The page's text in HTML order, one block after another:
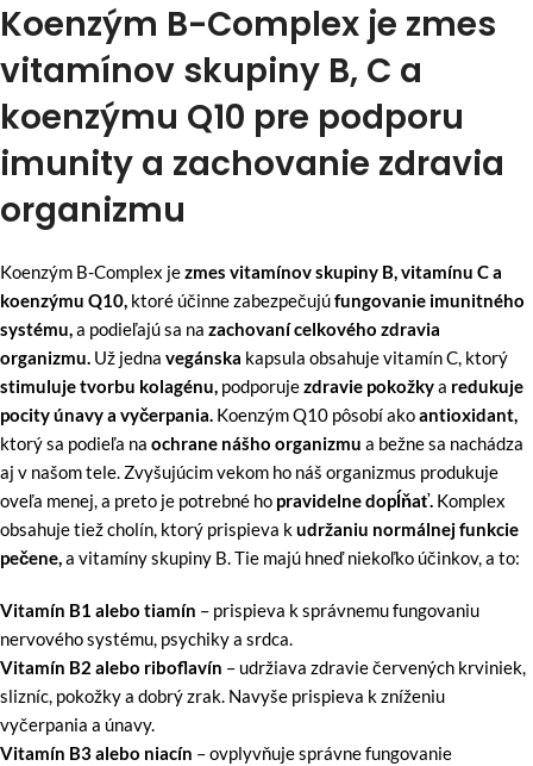
Koenzým B-Complex je zmes
vitamínov skupiny B, C a
koenzýmu Q10 pre podporu
imunity a zachovanie zdravia
organizmu
Koenzým B-Complex jezmes vitamínov skupiny B, vitamínu C a
koenzýmu Q10, ktoré účinne zabezpečujúfungovanie imunitného
systému,a podieľajú sa na zachovaní celkového zdravia
organizmu. Už jedna vegánska kapsula obsahuje vitamín C, ktorý
stimuluje tvorbu kolagénu, podporujezdravie pokožkya redukuje
pocity únavy a vyčerpania. Koenzým Q10 pôsobí akoantioxidant,
ktorý sa podieľa na ochrane nášho organizmu a bežne sa nachádza
aj v našom tele. Zvyšujúcim vekom ho náš organizmus produkuje
oveľa menej, a preto je potrebné ho pravidelne dopĺňať. Komplex
obsahuje tiež cholín, ktorý prispieva kudržaniu normálnej funkcie
pečene,a vitamíny skupiny B. Tie majú hneď niekoľko účinkov, a to:
Vitamín B1 alebo tiamín – prispieva k správnemu fungovaniu
nervového systému, psychiky a srdca.
Vitamín B2 alebo riboflavín – udržiava zdravie červených krviniek,
slizníc, pokožky a dobrý zrak. Navyše prispieva k zníženiu
vyčerpania a únavy.
Vitamín B3 alebo niacín – ovplyvňuje správne fungovanie